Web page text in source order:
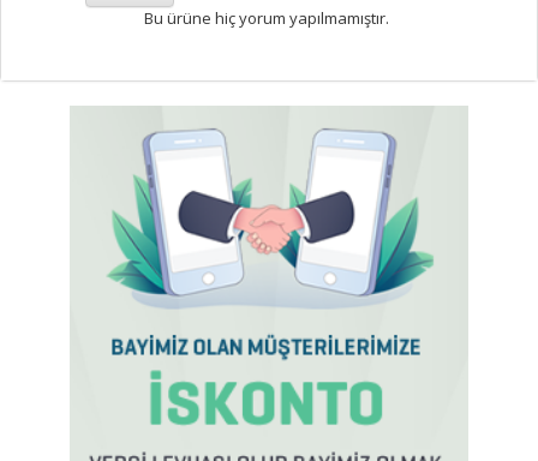
Bu ürüne hiç yorum yapılmamıştır.